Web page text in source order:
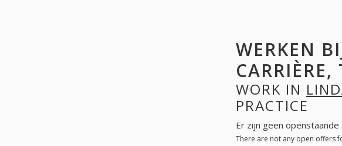
WERKEN
WORK IN
PRACTICE
Er zijn geen
There are not any open offers